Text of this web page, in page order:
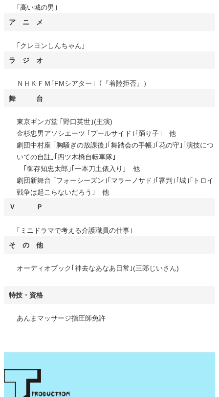
｢高い城の男｣
ア ニ メ
｢クレヨンしんちゃん｣
ラ ジ オ
ＮＨＫＦＭ｢FMシアター｣（『着陸拒否』）
舞 台
東京ギンガ堂 ｢野口英世｣(主演)
金杉忠男アソシエーツ ｢プールサイド｣｢踊り子｣ 他
劇団中村座 ｢胸騒ぎの放課後｣｢舞踏会の手帳｣｢花の守｣｢演技につ
いての自註｣｢四ツ木橋自転車隊｣
｢御存知忠太郎｣｢一本刀土俵入り｣ 他
劇団新舞台 ｢フォーシーズン｣｢マラーノサド｣｢審判｣｢城｣｢トロイ
戦争は起こらないだろう｣ 他
Ｖ Ｐ
｢ミニドラマで考える介護職員の仕事｣
そ の 他
オーディオブック｢神去なあなあ日常｣(三郎じいさん)
特技・資格
あんまマッサージ指圧師免許